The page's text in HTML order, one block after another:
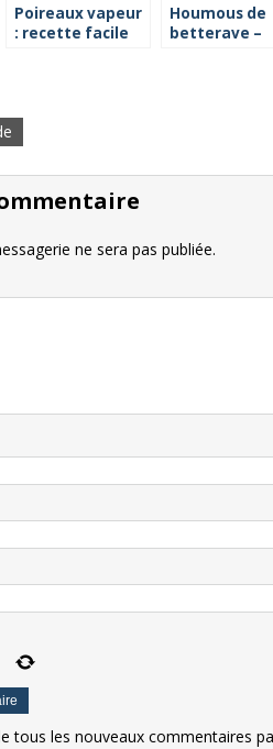
Poireaux vapeur
: recette facile
Houmous de
betterave –
ne sera pas publiée.
tous les nouveaux commentaires